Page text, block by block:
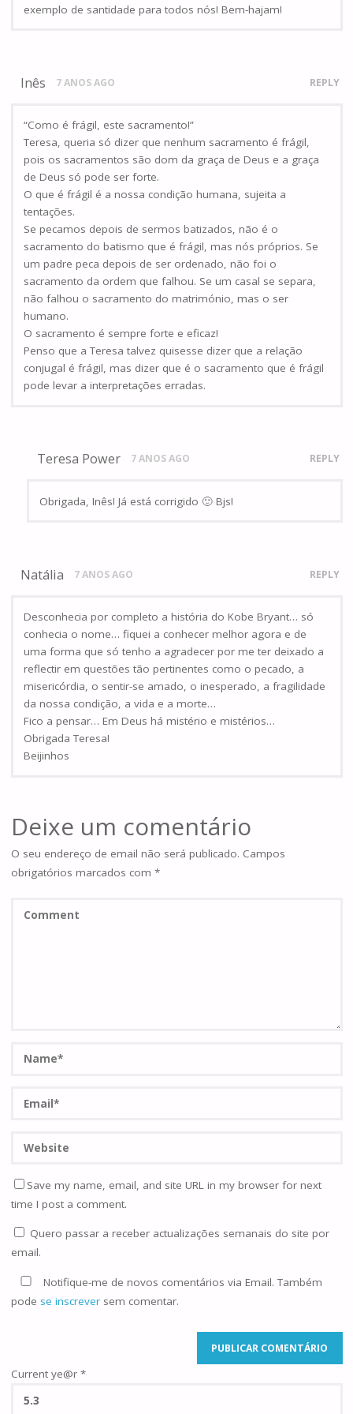
exemplo de santidade para todos nós! Bem-hajam!
Inês 7 ANOS AGO REPLY
“Como é frágil, este sacramento!”
Teresa, queria só dizer que nenhum sacramento é frágil,
pois os sacramentos são dom da graça de Deus e a graça
de Deus só pode ser forte.
O que é frágil é a nossa condição humana, sujeita a
tentações.
Se pecamos depois de sermos batizados, não é o
sacramento do batismo que é frágil, mas nós próprios. Se
um padre peca depois de ser ordenado, não foi o
sacramento da ordem que falhou. Se um casal se separa,
não falhou o sacramento do matrimónio, mas o ser
humano.
O sacramento é sempre forte e eficaz!
Penso que a Teresa talvez quisesse dizer que a relação
conjugal é frágil, mas dizer que é o sacramento que é frágil
pode levar a interpretações erradas.
Teresa Power 7 ANOS AGO REPLY
Obrigada, Inês! Já está corrigido 🙂 Bjs!
Natália 7 ANOS AGO REPLY
Desconhecia por completo a história do Kobe Bryant… só
conhecia o nome… fiquei a conhecer melhor agora e de
uma forma que só tenho a agradecer por me ter deixado a
reflectir em questões tão pertinentes como o pecado, a
misericórdia, o sentir-se amado, o inesperado, a fragilidade
da nossa condição, a vida e a morte…
Fico a pensar… Em Deus há mistério e mistérios…
Obrigada Teresa!
Beijinhos
Deixe um comentário
O seu endereço de email não será publicado. Campos
obrigatórios marcados com *
Save my name, email, and site URL in my browser for next
time I post a comment.
Quero passar a receber actualizações semanais do site por
email.
Notifique-me de novos comentários via Email. Também
pode se inscreversem comentar.
Current ye@r *